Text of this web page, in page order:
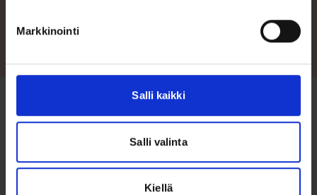
Markkinointi
Salli kaikki
Salli valinta
Kiellä
Säilytyspeitto (450 CC)